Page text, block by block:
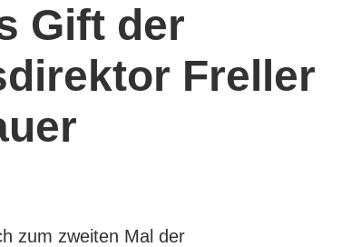
Gift der
Freller
zum zweiten Mal der